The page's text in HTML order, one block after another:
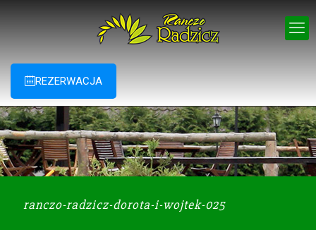
REZERWACJA
ranczo-radzicz-dorota-i-wojtek-025